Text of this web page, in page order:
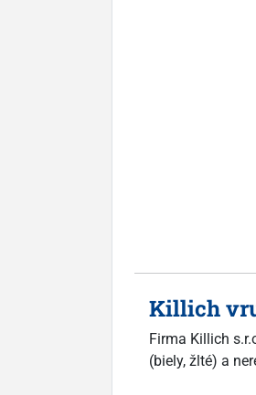
Killich
Firma Killich
(biely, žlté) a